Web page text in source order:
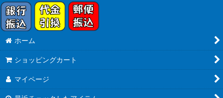
ホーム
ショッピングカート
マイページ